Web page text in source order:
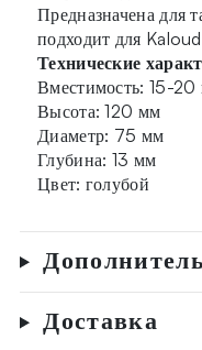
Предназначена для
подходит для
Технические
Вместимость: 15-20
Высота: 120 мм
Диаметр: 75 мм
Глубина: 13 мм
Цвет: голубой
Доставка